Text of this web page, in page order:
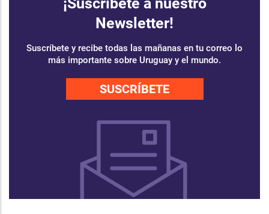
Newsletter!
Suscríbete y recibe todas las mañanas en tu correo lo
más importante sobre Uruguay y el mundo.
SUSCRÍBETE